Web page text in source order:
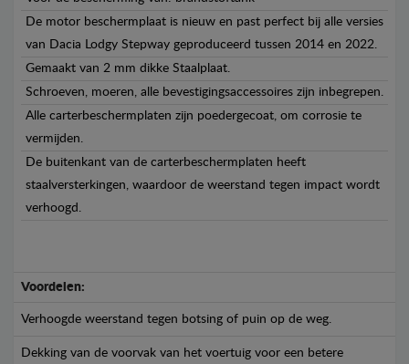
De motor beschermplaat is nieuw en past perfect bij alle versies
van Dacia Lodgy Stepway geproduceerd tussen 2014 en 2022.
Gemaakt van 2 mm dikke Staalplaat.
Schroeven, moeren, alle bevestigingsaccessoires zijn inbegrepen.
Alle carterbeschermplaten zijn poedergecoat, om corrosie te
vermijden.
De buitenkant van de carterbeschermplaten heeft
staalversterkingen, waardoor de weerstand tegen impact wordt
verhoogd.
Voordelen:
Verhoogde weerstand tegen botsing of puin op de weg.
Dekking van de voorvak van het voertuig voor een betere